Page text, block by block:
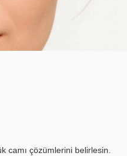
camı çözümlerini belirlesin.